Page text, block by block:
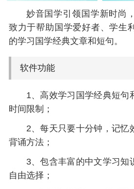
妙音国学引领国学新时尚
致力于帮助国学爱好者、学生
的学习国学经典文章和短句。
软件功能
1、高效学习国学经典短句
时间限制；
2、每天只要十分钟，记忆
背诵方法；
3、包含丰富的中文学习知
自由选择；